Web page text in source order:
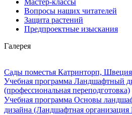
Мастер-классы
Вопросы наших читателей
Защита растений
Предпроектные изыскания
Галерея
Сады поместья Катринторп, Швеция
Учебная программа Ландшафтный
(профессиональная переподготовка)
Учебная программа Основы
дизайна (Ландшафтная